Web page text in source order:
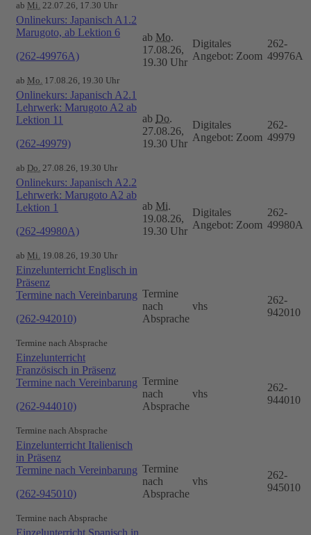
ab Mi. 22.07.26, 17.30 Uhr
Onlinekurs: Japanisch A1.2
Marugoto, ab Lektion 6
(262-49976A)
ab Mo. 17.08.26, 19.30 Uhr
ab Mo.
17.08.26,
19.30 Uhr
Digitales
Angebot: Zoom
262-
49976A
Onlinekurs: Japanisch A2.1
Lehrwerk: Marugoto A2 ab
Lektion 11
(262-49979)
ab Do. 27.08.26, 19.30 Uhr
ab Do.
27.08.26,
19.30 Uhr
Digitales
Angebot: Zoom
262-
49979
Onlinekurs: Japanisch A2.2
Lehrwerk: Marugoto A2 ab
Lektion 1
(262-49980A)
ab Mi. 19.08.26, 19.30 Uhr
ab Mi.
19.08.26,
19.30 Uhr
Digitales
Angebot: Zoom
262-
49980A
Einzelunterricht Englisch in
Präsenz
Termine nach Vereinbarung
(262-942010)
Termine nach Absprache
Termine
nach
Absprache
vhs
262-
942010
Einzelunterricht
Französisch in Präsenz
Termine nach Vereinbarung
(262-944010)
Termine nach Absprache
Termine
nach
Absprache
vhs
262-
944010
Einzelunterricht Italienisch
in Präsenz
Termine nach Vereinbarung
(262-945010)
Termine nach Absprache
Termine
nach
Absprache
vhs
262-
945010